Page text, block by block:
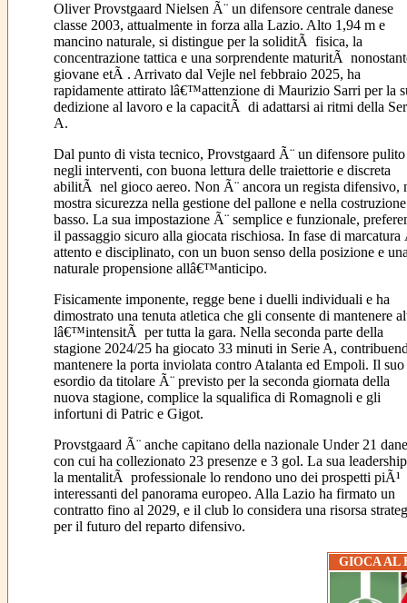
Oliver Provstgaard Nielsen Ã¨ un difensore centrale danese
classe 2003, attualmente in forza alla Lazio. Alto 1,94 m e
mancino naturale, si distingue per la soliditÃ fisica, la
concentrazione tattica e una sorprendente maturitÃ
giovane etÃ . Arrivato dal Vejle nel febbraio 2025, ha
rapidamente attirato lâ€™attenzione di Maurizio Sarri per la
dedizione al lavoro e la capacitÃ di adattarsi ai ritmi della
A.
Dal punto di vista tecnico, Provstgaard Ã¨ un difensore pulito
negli interventi, con buona lettura delle traiettorie e discreta
abilitÃ nel gioco aereo. Non Ã¨ ancora un regista difensivo,
mostra sicurezza nella gestione del pallone e nella
basso. La sua impostazione Ã¨ semplice e funzionale,
il passaggio sicuro alla giocata rischiosa. In fase di marcatura
attento e disciplinato, con un buon senso della posizione e
naturale propensione allâ€™anticipo.
Fisicamente imponente, regge bene i duelli individuali e ha
dimostrato una tenuta atletica che gli consente di mantenere
lâ€™intensitÃ per tutta la gara. Nella seconda parte della
stagione 2024/25 ha giocato 33 minuti in Serie A,
mantenere la porta inviolata contro Atalanta ed Empoli. Il suo
esordio da titolare Ã¨ previsto per la seconda giornata della
nuova stagione, complice la squalifica di Romagnoli e gli
infortuni di Patric e Gigot.
Provstgaard Ã¨ anche capitano della nazionale Under 21
con cui ha collezionato 23 presenze e 3 gol. La sua
la mentalitÃ professionale lo rendono uno dei prospetti piÃ¹
interessanti del panorama europeo. Alla Lazio ha firmato un
contratto fino al 2029, e il club lo considera una risorsa
per il futuro del reparto difensivo.
GIOCA AL